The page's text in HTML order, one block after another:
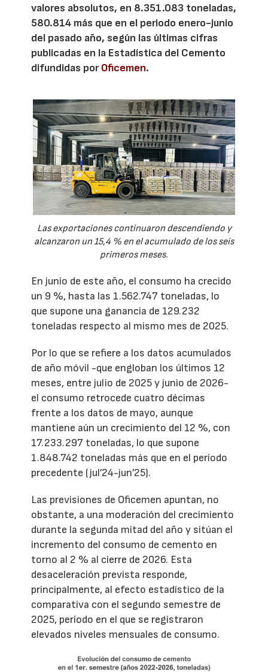
valores absolutos, en 8.351.083 toneladas,
580.814 más que en el periodo enero-junio
del pasado año, según las últimas cifras
publicadas en la Estadística del Cemento
difundidas porOficemen.
Las exportaciones continuaron descendiendo y
alcanzaron un 15,4 % en el acumulado de los seis
primeros meses.
En junio de este año, el consumo ha crecido
un 9 %, hasta las 1.562.747 toneladas, lo
que supone una ganancia de 129.232
toneladas respecto al mismo mes de 2025.
Por lo que se refiere a los datos acumulados
de año móvil -que engloban los últimos 12
meses, entre julio de 2025 y junio de 2026-
el consumo retrocede cuatro décimas
frente a los datos de mayo, aunque
mantiene aún un crecimiento del 12 %, con
17.233.297 toneladas, lo que supone
1.848.742 toneladas más que en el período
precedente (jul’24-jun’25).
Las previsiones de Oficemen apuntan, no
obstante, a una moderación del crecimiento
durante la segunda mitad del año y sitúan el
incremento del consumo de cemento en
torno al 2 % al cierre de 2026. Esta
desaceleración prevista responde,
principalmente, al efecto estadístico de la
comparativa con el segundo semestre de
2025, período en el que se registraron
elevados niveles mensuales de consumo.